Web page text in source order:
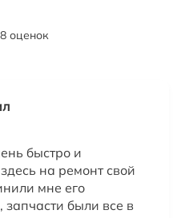
оценок
быстро и
на ремонт свой
мне его
запчасти были все в